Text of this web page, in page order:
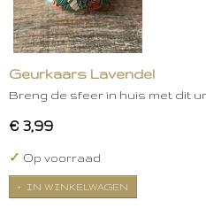
Geurkaars Lavendel
Breng de sfeer in huis met dit
€ 3,99
✓ Op voorraad
IN WINKELWAGEN